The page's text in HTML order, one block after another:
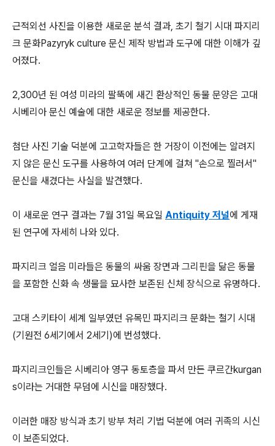
근적외선 사진을 이용한 새로운 분석 결과, 초기 철기 시대 파지리
크 문화Pazyryk culture 문신 제작 방법과 도구에 대한 이해가 깊
어졌다.
2,300년 된 여성 미라의 팔뚝에 새긴 환상적인 동물 문양은 고대
시베리아 문신 예술에 대한 새로운 정보를 제공한다.
첨단 사진 기술 덕분에 고고학자들은 한 거장이 이전에는 알려지
지 않은 문신 도구를 사용하여 여러 단계에 걸쳐 "손으로 찔러서"
문신을 새겼다는 사실을 발견했다.
이 새로운 연구 결과는 7월 31일 목요일 Antiquity 저널에 게재
된 연구에 자세히 나와 있다.
파지리크 얼음 미라들은 동물의 싸움 장면과 그리핀을 닮은 동물
을 포함한 신화 속 생물을 묘사한 보존된 신체 장식으로 유명하다.
고대 스키타이 세계 일부였던 유목민 파지리크 문화는 철기 시대
(기원전 6세기에서 2세기)에 번성했다.
파지리크인들은 시베리아 영구 동토층을 파서 만든 쿠르간kurgan
s이라는 거대한 무덤에 시신을 매장했다.
이러한 매장 방식과 초기 방부 처리 기법 덕분에 여러 귀족의 시신
이 보존되었다.